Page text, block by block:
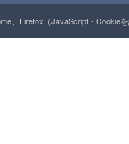
、Firefox（JavaScript・Cookie